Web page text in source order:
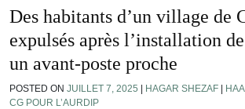
Des habitants d’un village de
expulsés après l’installation
un avant-poste proche
POSTED ON JUILLET 7, 2025 | HAGAR SHEZAF |
CG POUR L’AURDIP